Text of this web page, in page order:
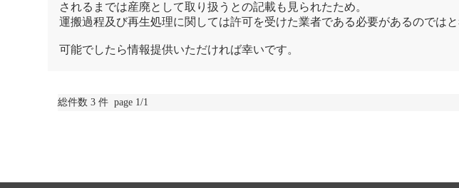
されるまでは産廃として取り扱うとの記載も見られたため。
運搬過程及び再生処理に関しては許可を受けた業者である必要があるのではと
可能でしたら情報提供いただければ幸いです。
総件数 3 件 page 1/1